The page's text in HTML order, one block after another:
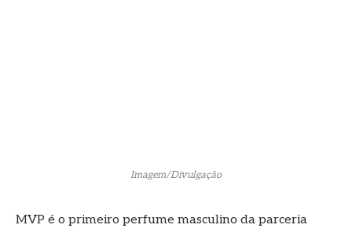
Imagem/Divulgação
MVP é o primeiro perfume masculino da parceria